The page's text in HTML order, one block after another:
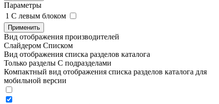
Параметры
1 C левым блоком
Применить
Вид отображения производителей
Слайдером Списком
Вид отображения списка разделов каталога
Только разделы С подразделами
Компактный вид отображения списка разделов каталога для
мобильной версии